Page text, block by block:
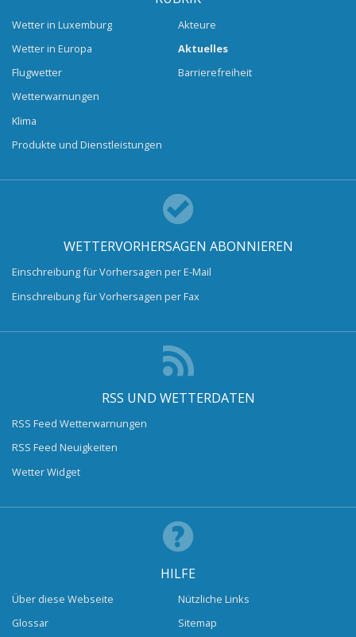
Wetter in Luxemburg
Wetter in Europa
Flugwetter
Wetterwarnungen
Klima
Produkte und Dienstleistungen
Akteure
Aktuelles
Barrierefreiheit
WETTERVORHERSAGEN ABONNIEREN
Einschreibung für Vorhersagen per E-Mail
Einschreibung für Vorhersagen per Fax
RSS UND WETTERDATEN
RSS Feed Wetterwarnungen
RSS Feed Neuigkeiten
Wetter Widget
HILFE
Über diese Webseite
Glossar
Nützliche Links
Sitemap